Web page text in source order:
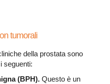
tumorali
della prostata sono
seguenti:
(BPH). Questo è un